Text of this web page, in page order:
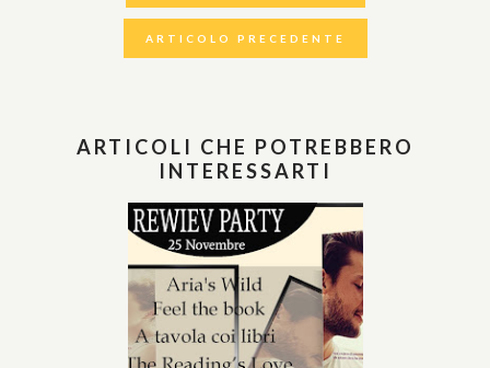
ARTICOLO PRECEDENTE
ARTICOLI CHE POTREBBERO
INTERESSARTI